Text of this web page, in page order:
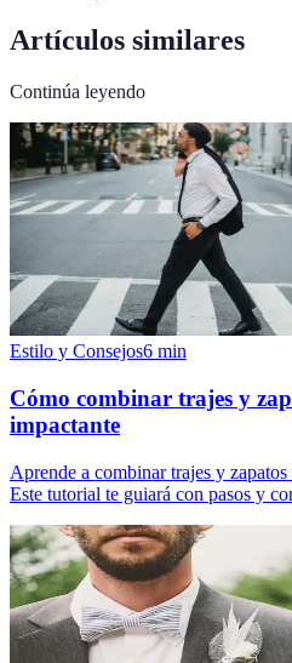
Artículos similares
Continúa leyendo
Estilo y Consejos6 min
Cómo combinar trajes y
impactante
Aprende a combinar trajes y
Este tutorial te guiará con pasos y